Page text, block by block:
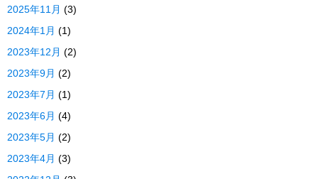
2025年11月 (3)
2024年1月 (1)
2023年12月 (2)
2023年9月 (2)
2023年7月 (1)
2023年6月 (4)
2023年5月 (2)
2023年4月 (3)